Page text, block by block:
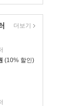
(10% 할인)
더보기